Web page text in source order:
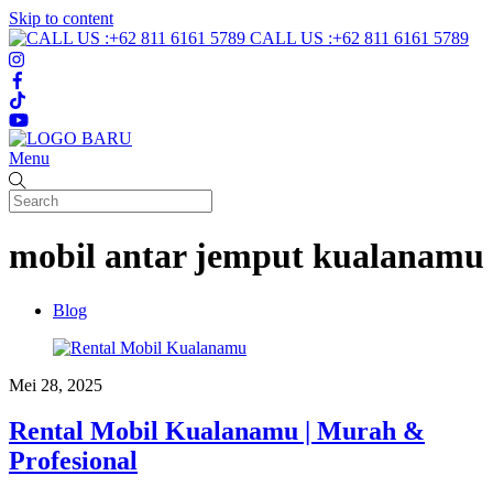
Skip to content
CALL US :+62 811 6161 5789
Menu
mobil antar jemput kualanamu
Blog
Mei 28, 2025
Rental Mobil Kualanamu | Murah &
Profesional